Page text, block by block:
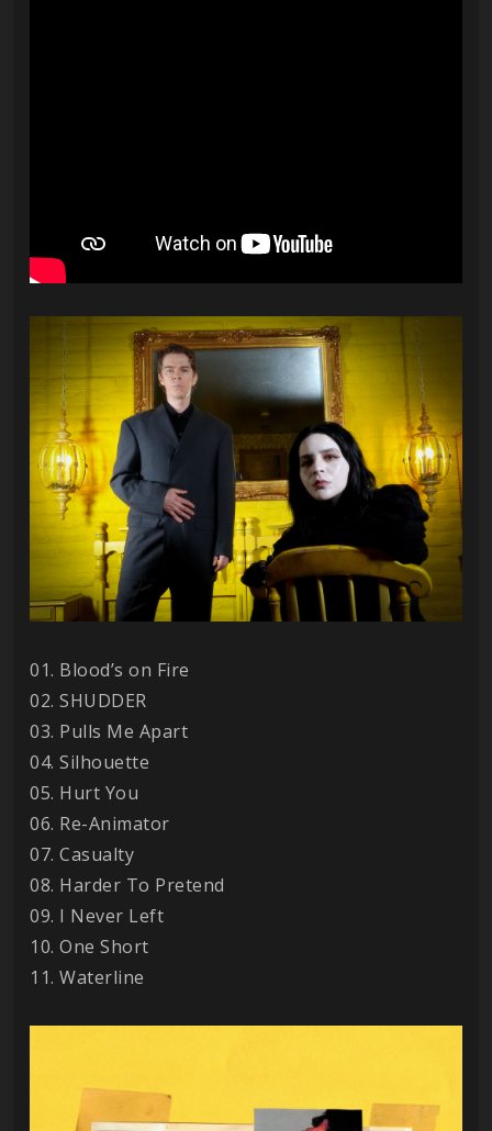
01. Blood’s on Fire
02. SHUDDER
03. Pulls Me Apart
04. Silhouette
05. Hurt You
06. Re-Animator
07. Casualty
08. Harder To Pretend
09. I Never Left
10. One Short
11. Waterline